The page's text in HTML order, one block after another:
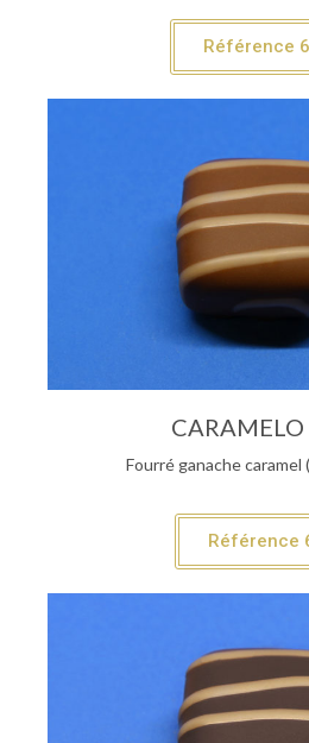
Référence
Fourré ganache caramel
Référence